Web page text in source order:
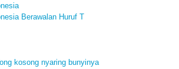
Berawalan Huruf T
kosong nyaring bunyinya